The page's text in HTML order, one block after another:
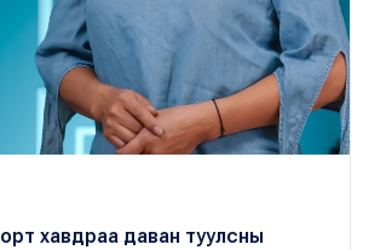
хавдраа даван туулсны